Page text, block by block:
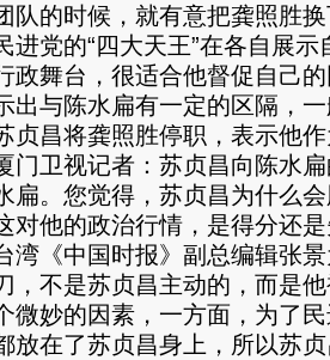
队的时候，就有意把龚照胜
进党的“四大天王”在各自展
政舞台，很适合他督促自己
出与陈水扁有一定的区隔，
贞昌将龚照胜停职，表示他
卫视记者：苏贞昌向陈水扁
扁。您觉得，苏贞昌为什么
对他的政治行情，是得分还
《中国时报》副总编辑张景
，不是苏贞昌主动的，而是
微妙的因素，一方面，为了
放在了苏贞昌身上，所以苏